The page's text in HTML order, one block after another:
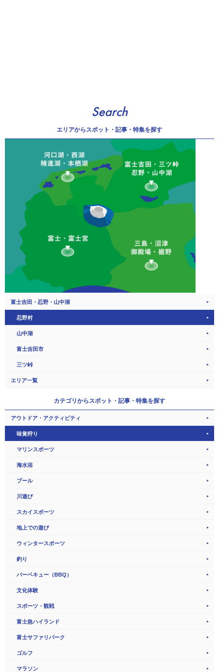
Search
エリアからスポット・記事・特集を探す
富士吉田・忍野・山中湖
忍野村
山中湖
富士吉田市
三ツ峠
エリア一覧
カテゴリからスポット・記事・特集を探す
アウトドア・アクティビティ
味覚狩り
マリンスポーツ
海水浴
プール
川遊び
スカイスポーツ
地上での遊び
ウィンタースポーツ
釣り
バーベキュー（BBQ）
文化体験
スポーツ・観戦
富士急ハイランド
富士サファリパーク
ゴルフ
マラソン